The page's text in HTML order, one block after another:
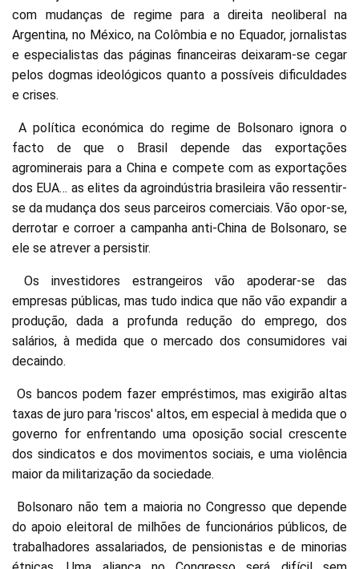
com mudanças de regime para a direita neoliberal na
Argentina, no México, na Colômbia e no Equador, jornalistas
e especialistas das páginas financeiras deixaram-se cegar
pelos dogmas ideológicos quanto a possíveis dificuldades
e crises.
A política económica do regime de Bolsonaro ignora o
facto de que o Brasil depende das exportações
agrominerais para a China e compete com as exportações
dos EUA… as elites da agroindústria brasileira vão ressentir-
se da mudança dos seus parceiros comerciais. Vão opor-se,
derrotar e corroer a campanha anti-China de Bolsonaro, se
ele se atrever a persistir.
Os investidores estrangeiros vão apoderar-se das
empresas públicas, mas tudo indica que não vão expandir a
produção, dada a profunda redução do emprego, dos
salários, à medida que o mercado dos consumidores vai
decaindo.
Os bancos podem fazer empréstimos, mas exigirão altas
taxas de juro para 'riscos' altos, em especial à medida que o
governo for enfrentando uma oposição social crescente
dos sindicatos e dos movimentos sociais, e uma violência
maior da militarização da sociedade.
Bolsonaro não tem a maioria no Congresso que depende
do apoio eleitoral de milhões de funcionários públicos, de
trabalhadores assalariados, de pensionistas e de minorias